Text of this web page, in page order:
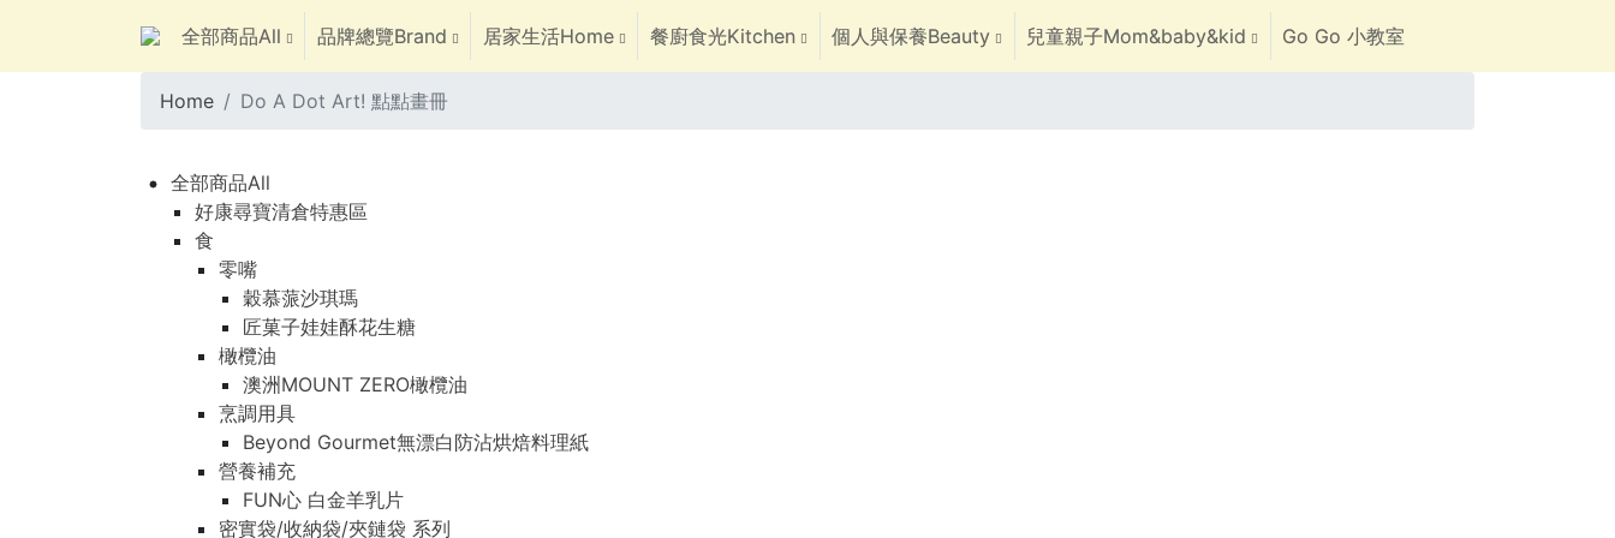
全部商品All 品牌總覽Brand 居家生活Home 餐廚食光Kitchen 個人與保養Beauty 兒童親子Mom&baby&kid Go Go 小教室
Home Do A Dot Art! 點點畫冊
全部商品All
好康尋寶清倉特惠區
食
零嘴
穀慕蒎沙琪瑪
匠菓子娃娃酥花生糖
橄欖油
澳洲MOUNT ZERO橄欖油
烹調用具
Beyond Gourmet無漂白防沾烘焙料理紙
營養補充
FUN心 白金羊乳片
密實袋/收納袋/夾鏈袋 系列